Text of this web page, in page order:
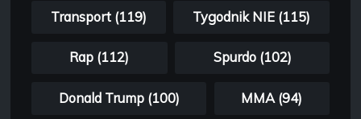
Transport (119) Tygodnik NIE (115)
Rap (112) Spurdo (102)
Donald Trump (100) MMA (94)